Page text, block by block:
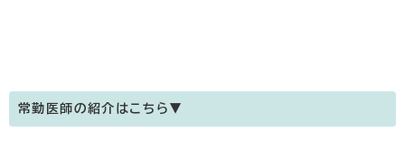
常勤医師の紹介はこちら▼